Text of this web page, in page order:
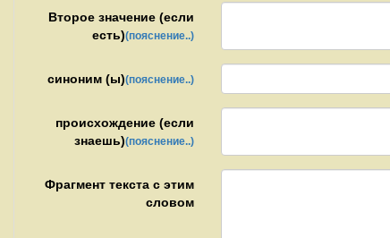
Второе значение (если
есть)(пояснение..)
синоним (ы)(пояснение..)
происхождение (если
знаешь)(пояснение..)
Фрагмент текста с этим
словом